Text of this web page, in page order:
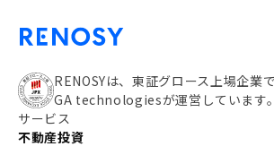
RENOSYは、東証グロース上場企業
GA technologiesが運営しています。
サービス
不動産投資